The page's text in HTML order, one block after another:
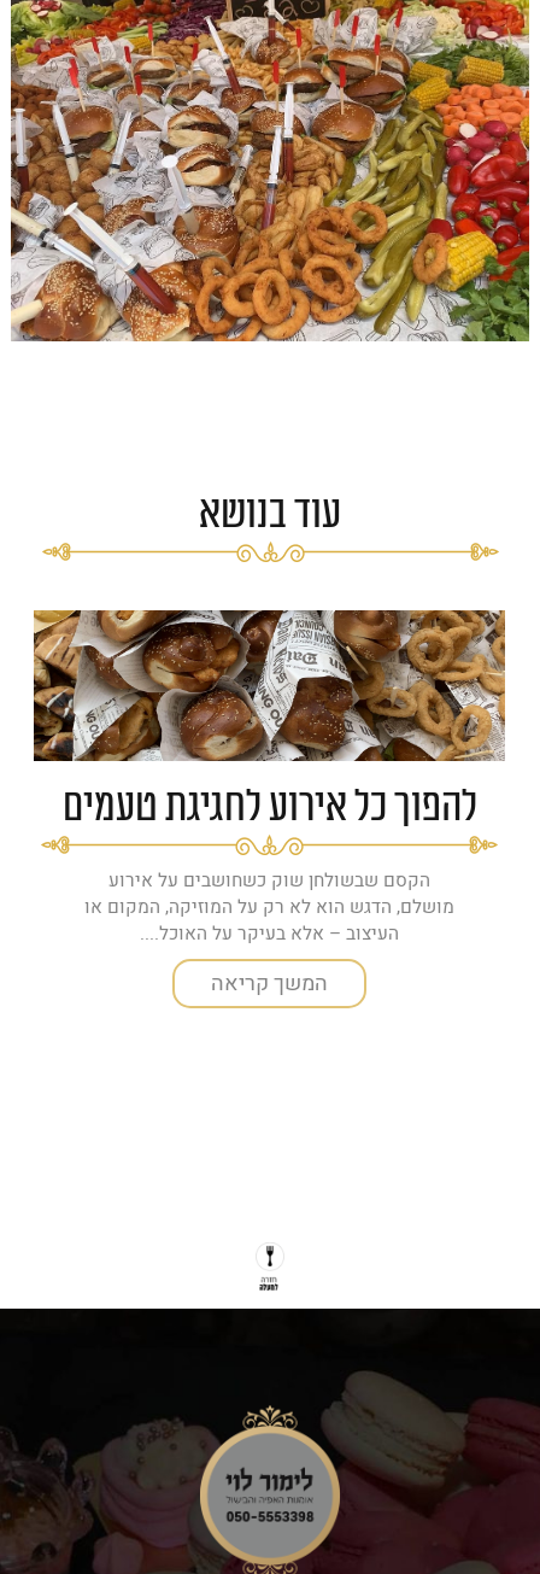
עוד בנושא
להפוך כל אירוע לחגיגת טעמים
הקסם שבשולחן שוק כשחושבים על אירוע
מושלם, הדגש הוא לא רק על המוזיקה, המקום או
העיצוב – אלא בעיקר על האוכל....
המשך קריאה